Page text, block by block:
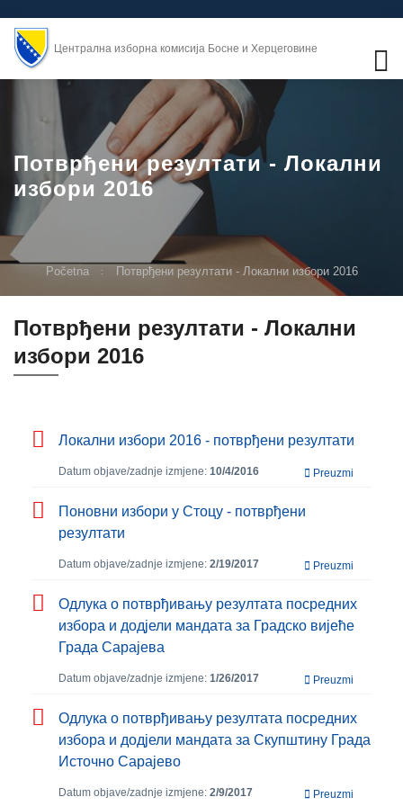
Централна изборна комисија Босне и Херцеговине
Потврђени резултати - Локални
избори 2016
Početna Потврђени резултати - Локални избори 2016
Потврђени резултати - Локални
избори 2016
Локални избори 2016 - потврђени резултати
Datum objave/zadnje izmjene: 10/4/2016 Preuzmi
Поновни избори у Стоцу - потврђени
резултати
Datum objave/zadnje izmjene: 2/19/2017 Preuzmi
Одлука о потврђивању резултата посредних
избора и додјели мандата за Градско вијеће
Града Сарајева
Datum objave/zadnje izmjene: 1/26/2017 Preuzmi
Одлукa о потврђивању резултата посредних
избора и додјели мандата за Скупштину Града
Источно Сарајево
Datum objave/zadnje izmjene: 2/9/2017 Preuzmi